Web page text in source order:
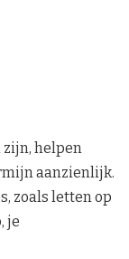
zijn, helpen
aanzienlijk.
zoals letten op
je